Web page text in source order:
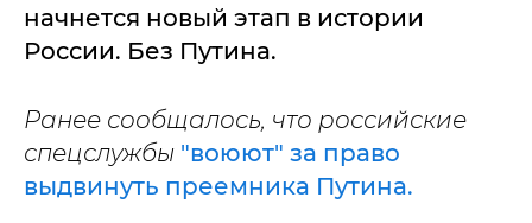
начнется новый этап в истории
России. Без Путина.
Ранее сообщалось, что российские
спецслужбы "воюют" за право
выдвинуть преемника Путина.